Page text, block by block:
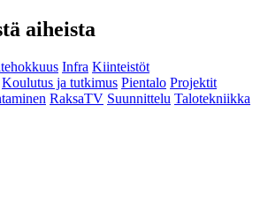
aiheista
Infra Kiinteistöt
Koulutus ja tutkimus Pientalo Projektit
RaksaTV Suunnittelu Talotekniikka